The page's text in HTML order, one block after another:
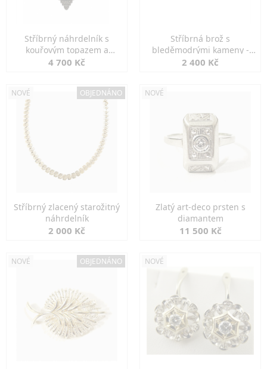
Stříbrný náhrdelník s
kouřovým topazem a
markazity
4 700 Kč
Stříbrná brož s
bleděmodrými kameny -
jemná elegance
2 400 Kč
NOVÉ OBJEDNÁNO
Stříbrný zlacený starožitný
náhrdelník
2 000 Kč
NOVÉ
Zlatý art-deco prsten s
diamantem
11 500 Kč
NOVÉ OBJEDNÁNO NOVÉ